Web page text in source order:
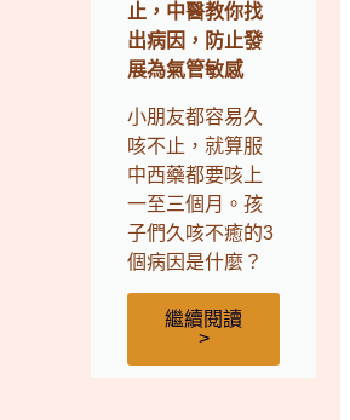
止，中醫教你找
出病因，防止發
展為氣管敏感
小朋友都容易久
咳不止，就算服
中西藥都要咳上
一至三個月。孩
子們久咳不癒的3
個病因是什麼？
繼續閱讀
>